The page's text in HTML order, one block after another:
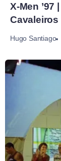
X-Men ’97
Hugo Santiago